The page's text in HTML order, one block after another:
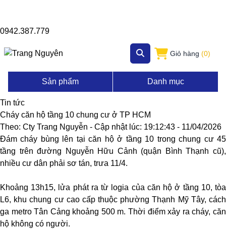
0942.387.779
Giỏ hàng (0)
Sản phẩm Danh mục
Tin tức
Cháy căn hộ tầng 10 chung cư ở TP HCM
Theo: Cty Trang Nguyễn - Cập nhật lúc: 19:12:43 - 11/04/2026
Đám cháy bùng lên tại căn hộ ở tầng 10 trong chung cư 45
tầng trên đường Nguyễn Hữu Cảnh (quận Bình Thạnh cũ),
nhiều cư dân phải sơ tán, trưa 11/4.
Khoảng 13h15, lửa phát ra từ logia của căn hộ ở tầng 10, tòa
L6, khu chung cư cao cấp thuộc phường Thạnh Mỹ Tây, cách
ga metro Tân Cảng khoảng 500 m. Thời điểm xảy ra cháy, căn
hộ không có người.